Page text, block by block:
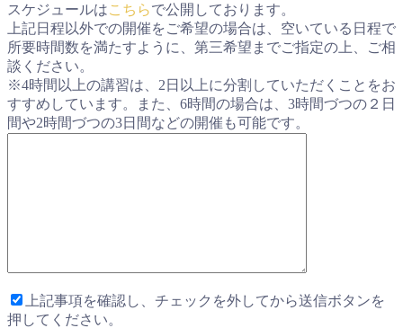
スケジュールはこちらで公開しております。
上記日程以外での開催をご希望の場合は、空いている日程で
所要時間数を満たすように、第三希望までご指定の上、ご相
談ください。
※4時間以上の講習は、2日以上に分割していただくことをお
すすめしています。また、6時間の場合は、3時間づつの２日
間や2時間づつの3日間などの開催も可能です。
上記事項を確認し、チェックを外してから送信ボタンを
押してください。